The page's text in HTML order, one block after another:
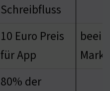
Schreibfluss
10 Euro Preis
für App
80% der